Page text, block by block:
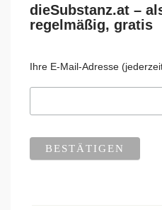
dieSubstanz.at –
regelmäßig, gratis
Ihre E-Mail-Adresse